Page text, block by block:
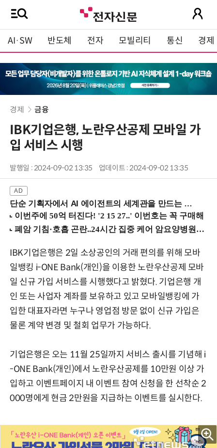
AI·SW 반도체 전자 모빌리티 통신 경제
경제 금융
IBK기업은행, 노란우산공제 모바일 가
입 서비스 시행
발행일 : 2024-09-02 13:35 업데이트 : 2024-09-02 13:35
단순 기획자에서 AI 에이전트의 세계관을 만드는 지식 설계자로.. (8/20 강남역)
IBK기업은행은 2일 소상공인의 거래 편의를 위해 모바
일뱅킹 i-ONE Bank(개인)을 이용한 노란우산공제 모바
일 신규 가입 서비스를 시행했다고 밝혔다. 기업은행 개
인 또는 사업자 계좌를 보유하고 있고 모바일뱅킹에 가
입한 대표자라면 누구나 영업점 방문 없이 신규 가입은
물론 계약 변경 및 철회 업무가 가능하다.
기업은행은 오는 11월 25일까지 서비스 출시를 기념해 i
-ONE Bank(개인)에서 노란우산공제를 10만원 이상 가
입하고 이벤트페이지 내 이벤트 참여 신청을 한 선착순 2
000명에게 현금 2만원을 지급하는 이벤트를 실시한다.